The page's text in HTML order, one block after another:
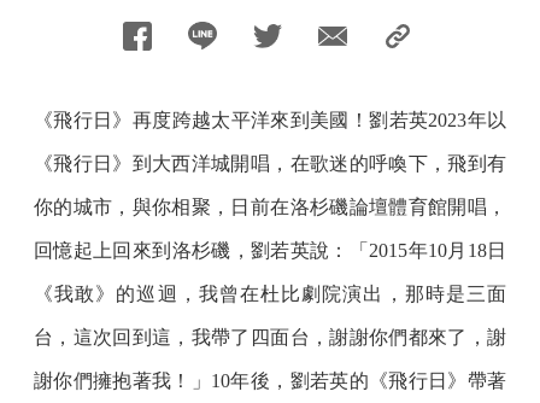
《飛行日》再度跨越太平洋來到美國！劉若英2023年以
《飛行日》到大西洋城開唱，在歌迷的呼喚下，飛到有
你的城市，與你相聚，日前在洛杉磯論壇體育館開唱，
回憶起上回來到洛杉磯，劉若英說：「2015年10月18日
《我敢》的巡迴，我曾在杜比劇院演出，那時是三面
台，這次回到這，我帶了四面台，謝謝你們都來了，謝
謝你們擁抱著我！」10年後，劉若英的《飛行日》帶著